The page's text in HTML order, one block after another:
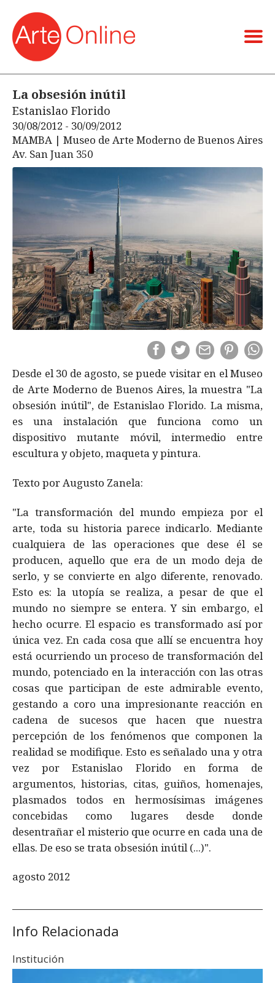
La obsesión inútil
Estanislao Florido
30/08/2012 - 30/09/2012
MAMBA | Museo de Arte Moderno de Buenos Aires
Av. San Juan 350
Desde el 30 de agosto, se puede visitar en el Museo
de Arte Moderno de Buenos Aires, la muestra "La
obsesión inútil", de Estanislao Florido. La misma,
es una instalación que funciona como un
dispositivo mutante móvil, intermedio entre
escultura y objeto, maqueta y pintura.
Texto por Augusto Zanela:
"La transformación del mundo empieza por el
arte, toda su historia parece indicarlo. Mediante
cualquiera de las operaciones que dese él se
producen, aquello que era de un modo deja de
serlo, y se convierte en algo diferente, renovado.
Esto es: la utopía se realiza, a pesar de que el
mundo no siempre se entera. Y sin embargo, el
hecho ocurre. El espacio es transformado así por
única vez. En cada cosa que allí se encuentra hoy
está ocurriendo un proceso de transformación del
mundo, potenciado en la interacción con las otras
cosas que participan de este admirable evento,
gestando a coro una impresionante reacción en
cadena de sucesos que hacen que nuestra
percepción de los fenómenos que componen la
realidad se modifique. Esto es señalado una y otra
vez por Estanislao Florido en forma de
argumentos, historias, citas, guiños, homenajes,
plasmados todos en hermosísimas imágenes
concebidas como lugares desde donde
desentrañar el misterio que ocurre en cada una de
ellas. De eso se trata obsesión inútil (...)".
agosto 2012
Info Relacionada
Institución